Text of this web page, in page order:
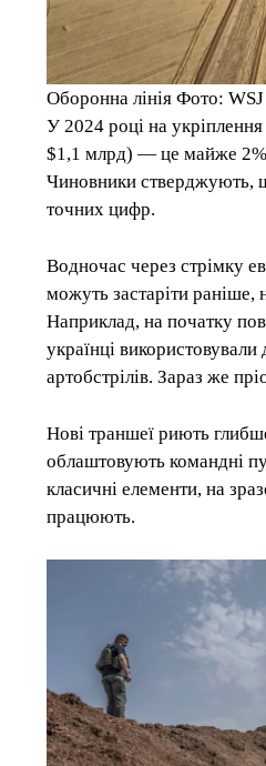
Оборонна лінія Фото: WSJ
У 2024 році на
$1,1 млрд) — це майже 2%
Чиновники стверджують,
точних цифр.
Водночас через стрімку
можуть застаріти раніше,
Наприклад, на початку
українці використовували
артобстрілів. Зараз же
Нові траншеї риють
облаштовують командні
класичні елементи, на
працюють.